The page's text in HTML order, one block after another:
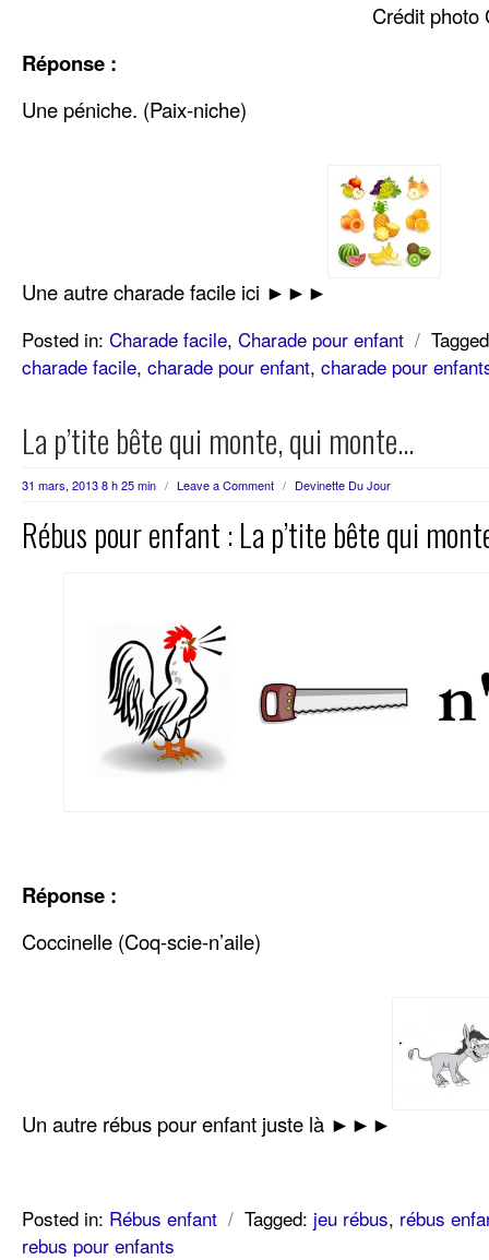
Crédit photo
Réponse :
Une péniche. (Paix-niche)
Une autre charade facile ici ►►►
Posted in: Charade facile, Charade pour enfant /
charade facile, charade pour enfant, charade pour
La p’tite bête qui monte, qui monte…
31 mars, 2013 8 h 25 min / Leave a Comment / Devinette Du Jour
Rébus pour enfant : La p’tite bête qui
Réponse :
Coccinelle (Coq-scie-n’aile)
Un autre rébus pour enfant juste là ►►►
Posted in: Rébus enfant / Tagged: jeu rébus, rébus
rebus pour enfants